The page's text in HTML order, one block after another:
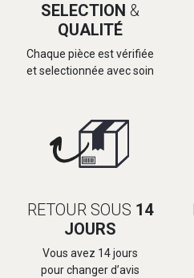
SELECTION &
QUALITÉ
Chaque pièce est vérifiée
et selectionnée avec soin
RETOUR SOUS 14
JOURS
Vous avez 14 jours
pour changer d’avis